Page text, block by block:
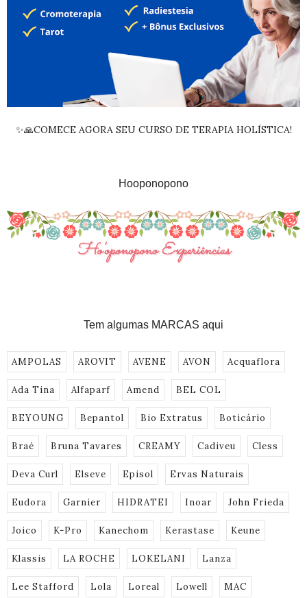
✨🙏COMECE AGORA SEU CURSO DE TERAPIA HOLÍSTICA!
Hooponopono
Tem algumas MARCAS aqui
AMPOLAS AROVIT AVENE AVON Acquaflora
Ada Tina Alfaparf Amend BEL COL
BEYOUNG Bepantol Bio Extratus Boticário
Braé Bruna Tavares CREAMY Cadiveu Cless
Deva Curl Elseve Episol Ervas Naturais
Eudora Garnier HIDRATEI Inoar John Frieda
Joico K-Pro Kanechom Kerastase Keune
Klassis LA ROCHE LOKELANI Lanza
Lee Stafford Lola Loreal Lowell MAC